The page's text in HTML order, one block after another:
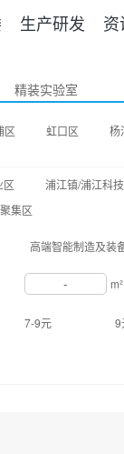
生产研发
精装实验室
区 虹口区 杨
区 浦江镇/浦江科
集区
高端智能制造及装
- m²
7-9元 9